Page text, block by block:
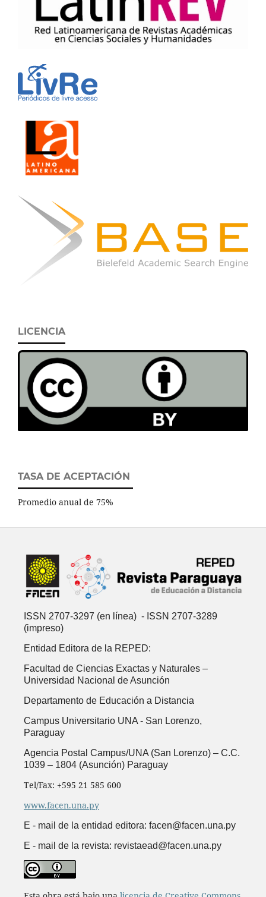
LICENCIA
TASA DE ACEPTACIÓN
Promedio anual de 75%
ISSN 2707-3297 (en línea) - ISSN 2707-3289
(impreso)
Entidad Editora de la REPED:
Facultad de Ciencias Exactas y Naturales –
Universidad Nacional de Asunción
Departamento de Educación a Distancia
Campus Universitario UNA - San Lorenzo,
Paraguay
Agencia Postal Campus/UNA (San Lorenzo) – C.C.
1039 – 1804 (Asunción) Paraguay
Tel/Fax: +595 21 585 600
www.facen.una.py
E - mail de la entidad editora: facen@facen.una.py
E - mail de la revista: revistaead@facen.una.py